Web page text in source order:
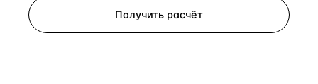
Получить расчёт